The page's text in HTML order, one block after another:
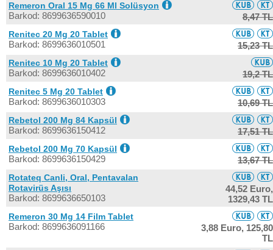
Remeron Oral 15 Mg 66 Ml Solüsyon
Barkod: 8699636590010 8,47 TL
Renitec 20 Mg 20 Tablet
Barkod: 8699636010501 15,23 TL
Renitec 10 Mg 20 Tablet
Barkod: 8699636010402 19,2 TL
Renitec 5 Mg 20 Tablet
Barkod: 8699636010303 10,69 TL
Rebetol 200 Mg 84 Kapsül
Barkod: 8699636150412 17,51 TL
Rebetol 200 Mg 70 Kapsül
Barkod: 8699636150429 13,67 TL
Rotateq Canli, Oral, Pentavalan
Rotavirüs Aşısı
Barkod: 8699636650103
44,52 Euro,
1329,43 TL
Remeron 30 Mg 14 Film Tablet
Barkod: 8699636091166 3,88 Euro, 125,80
TL